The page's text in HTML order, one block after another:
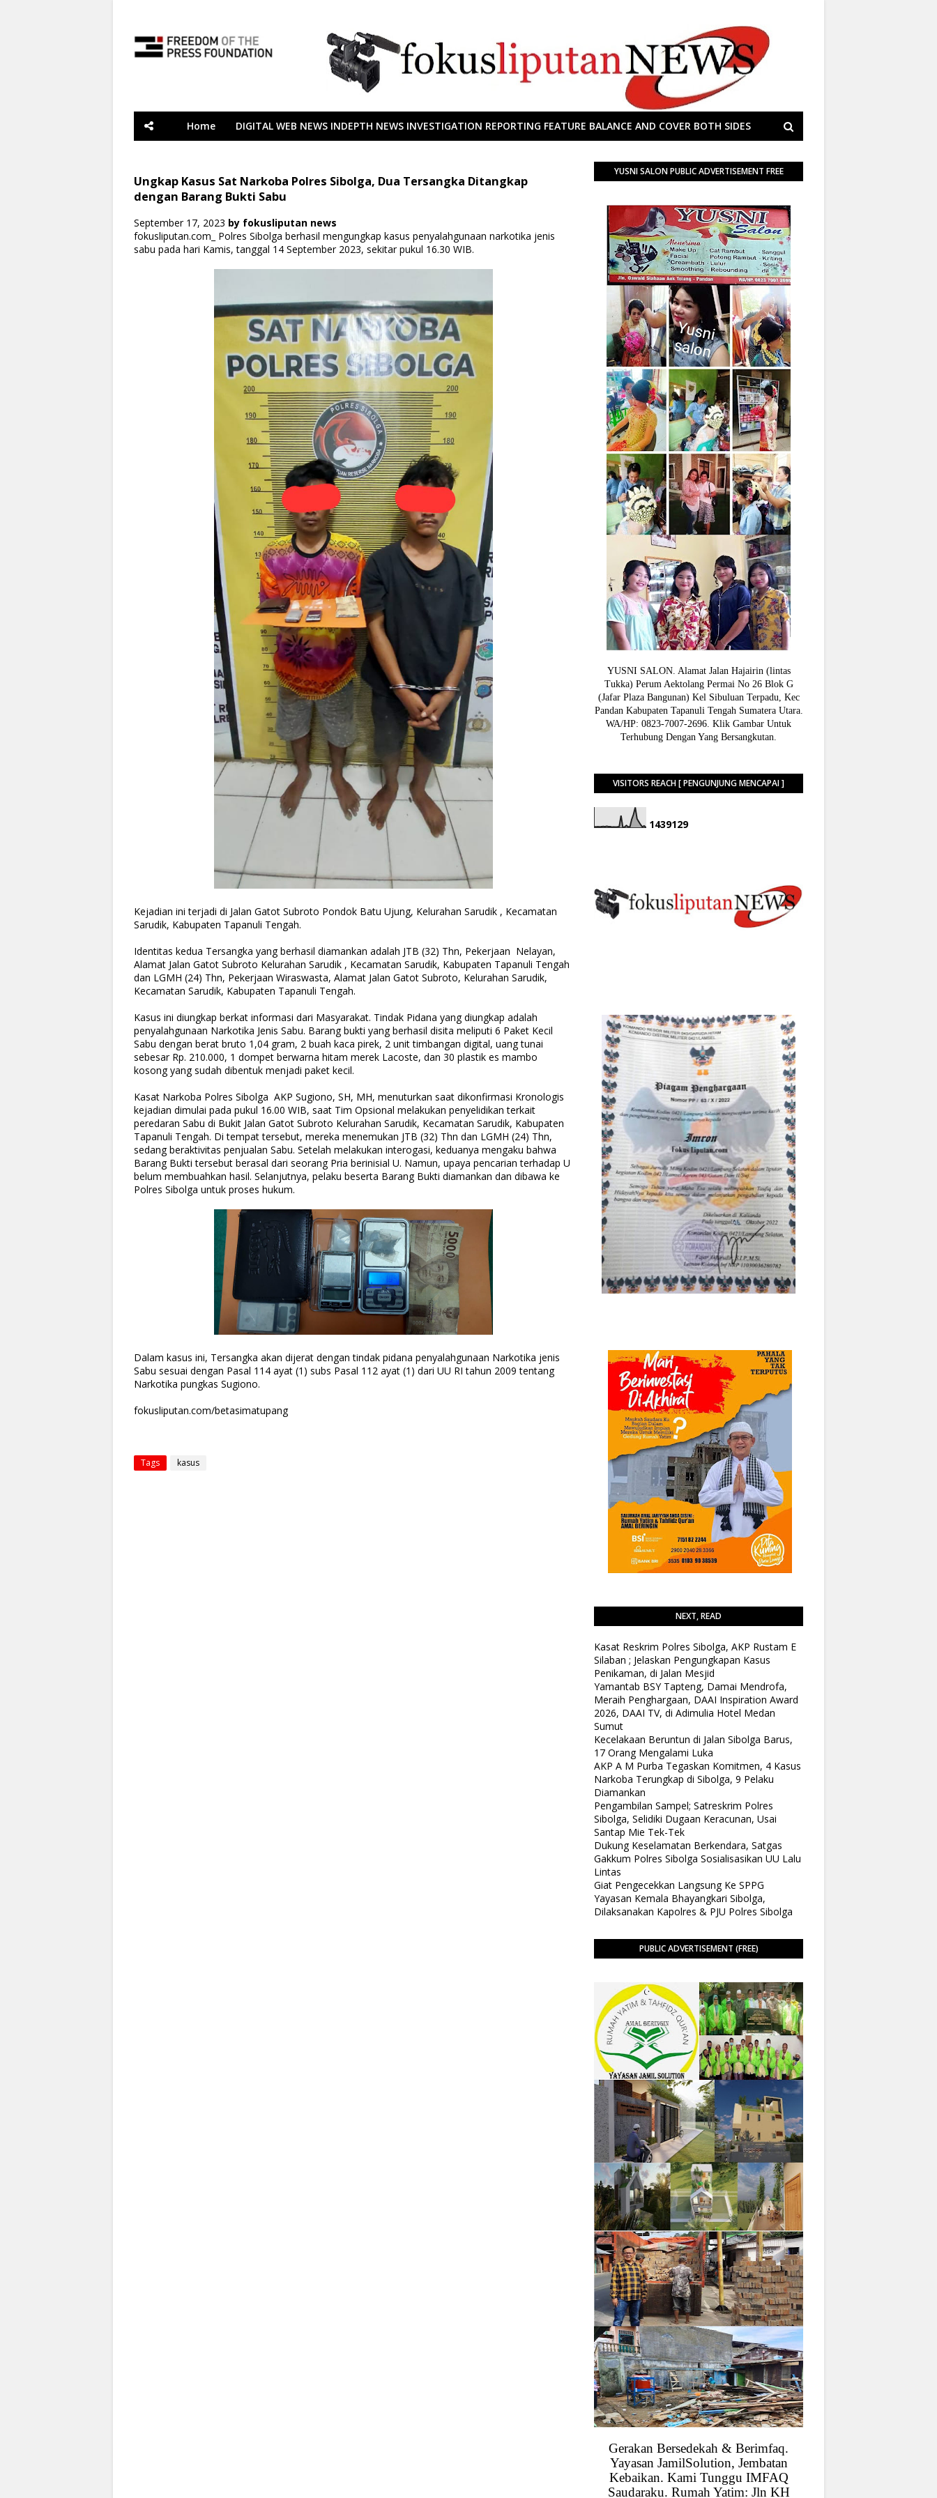
Home DIGITAL WEB NEWS INDEPTH NEWS INVESTIGATION REPORTING FEATURE BALANCE AND COVER BOTH SIDES
Ungkap Kasus Sat Narkoba Polres Sibolga, Dua Tersangka Ditangkap
dengan Barang Bukti Sabu
September 17, 2023 by fokusliputan news
fokusliputan.com_ Polres Sibolga berhasil mengungkap kasus penyalahgunaan narkotika jenis
sabu pada hari Kamis, tanggal 14 September 2023, sekitar pukul 16.30 WIB.
Kejadian ini terjadi di Jalan Gatot Subroto Pondok Batu Ujung, Kelurahan Sarudik , Kecamatan
Sarudik, Kabupaten Tapanuli Tengah.
Identitas kedua Tersangka yang berhasil diamankan adalah JTB (32) Thn, Pekerjaan Nelayan,
Alamat Jalan Gatot Subroto Kelurahan Sarudik , Kecamatan Sarudik, Kabupaten Tapanuli Tengah
dan LGMH (24) Thn, Pekerjaan Wiraswasta, Alamat Jalan Gatot Subroto, Kelurahan Sarudik,
Kecamatan Sarudik, Kabupaten Tapanuli Tengah.
Kasus ini diungkap berkat informasi dari Masyarakat. Tindak Pidana yang diungkap adalah
penyalahgunaan Narkotika Jenis Sabu. Barang bukti yang berhasil disita meliputi 6 Paket Kecil
Sabu dengan berat bruto 1,04 gram, 2 buah kaca pirek, 2 unit timbangan digital, uang tunai
sebesar Rp. 210.000, 1 dompet berwarna hitam merek Lacoste, dan 30 plastik es mambo
kosong yang sudah dibentuk menjadi paket kecil.
Kasat Narkoba Polres Sibolga AKP Sugiono, SH, MH, menuturkan saat dikonfirmasi Kronologis
kejadian dimulai pada pukul 16.00 WIB, saat Tim Opsional melakukan penyelidikan terkait
peredaran Sabu di Bukit Jalan Gatot Subroto Kelurahan Sarudik, Kecamatan Sarudik, Kabupaten
Tapanuli Tengah. Di tempat tersebut, mereka menemukan JTB (32) Thn dan LGMH (24) Thn,
sedang beraktivitas penjualan Sabu. Setelah melakukan interogasi, keduanya mengaku bahwa
Barang Bukti tersebut berasal dari seorang Pria berinisial U. Namun, upaya pencarian terhadap U
belum membuahkan hasil. Selanjutnya, pelaku beserta Barang Bukti diamankan dan dibawa ke
Polres Sibolga untuk proses hukum.
Dalam kasus ini, Tersangka akan dijerat dengan tindak pidana penyalahgunaan Narkotika jenis
Sabu sesuai dengan Pasal 114 ayat (1) subs Pasal 112 ayat (1) dari UU RI tahun 2009 tentang
Narkotika pungkas Sugiono.
fokusliputan.com/betasimatupang
Tags kasus
YUSNI SALON PUBLIC ADVERTISEMENT FREE
YUSNI SALON. Alamat Jalan Hajairin (lintas
Tukka) Perum Aektolang Permai No 26 Blok G
(Jafar Plaza Bangunan) Kel Sibuluan Terpadu, Kec
Pandan Kabupaten Tapanuli Tengah Sumatera Utara.
WA/HP: 0823-7007-2696. Klik Gambar Untuk
Terhubung Dengan Yang Bersangkutan.
VISITORS REACH [ PENGUNJUNG MENCAPAI ]
1439129
NEXT, READ
Kasat Reskrim Polres Sibolga, AKP Rustam E
Silaban ; Jelaskan Pengungkapan Kasus
Penikaman, di Jalan Mesjid
Yamantab BSY Tapteng, Damai Mendrofa,
Meraih Penghargaan, DAAI Inspiration Award
2026, DAAI TV, di Adimulia Hotel Medan
Sumut
Kecelakaan Beruntun di Jalan Sibolga Barus,
17 Orang Mengalami Luka
AKP A M Purba Tegaskan Komitmen, 4 Kasus
Narkoba Terungkap di Sibolga, 9 Pelaku
Diamankan
Pengambilan Sampel; Satreskrim Polres
Sibolga, Selidiki Dugaan Keracunan, Usai
Santap Mie Tek-Tek
Dukung Keselamatan Berkendara, Satgas
Gakkum Polres Sibolga Sosialisasikan UU Lalu
Lintas
Giat Pengecekkan Langsung Ke SPPG
Yayasan Kemala Bhayangkari Sibolga,
Dilaksanakan Kapolres & PJU Polres Sibolga
PUBLIC ADVERTISEMENT (FREE)
Gerakan Bersedekah & Berimfaq.
Yayasan JamilSolution, Jembatan
Kebaikan. Kami Tunggu IMFAQ
Saudaraku. Rumah Yatim: Jln KH